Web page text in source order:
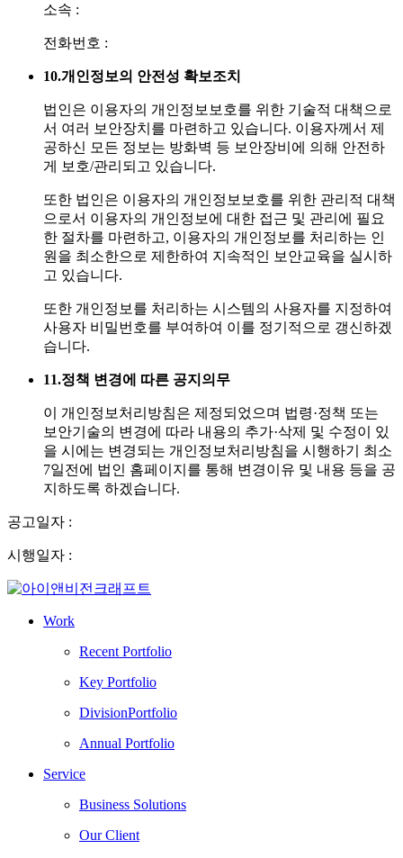
소속 :
전화번호 :
10.개인정보의 안전성 확보조치
법인은 이용자의 개인정보보호를 위한 기술적 대책으로
서 여러 보안장치를 마련하고 있습니다. 이용자께서 제
공하신 모든 정보는 방화벽 등 보안장비에 의해 안전하
게 보호/관리되고 있습니다.
또한 법인은 이용자의 개인정보보호를 위한 관리적 대책
으로서 이용자의 개인정보에 대한 접근 및 관리에 필요
한 절차를 마련하고, 이용자의 개인정보를 처리하는 인
원을 최소한으로 제한하여 지속적인 보안교육을 실시하
고 있습니다.
또한 개인정보를 처리하는 시스템의 사용자를 지정하여
사용자 비밀번호를 부여하여 이를 정기적으로 갱신하겠
습니다.
11.정책 변경에 따른 공지의무
이 개인정보처리방침은 제정되었으며 법령·정책 또는
보안기술의 변경에 따라 내용의 추가·삭제 및 수정이 있
을 시에는 변경되는 개인정보처리방침을 시행하기 최소
7일전에 법인 홈페이지를 통해 변경이유 및 내용 등을 공
지하도록 하겠습니다.
공고일자 :
시행일자 :
Work
Recent Portfolio
Key Portfolio
DivisionPortfolio
Annual Portfolio
Service
Business Solutions
Our Client